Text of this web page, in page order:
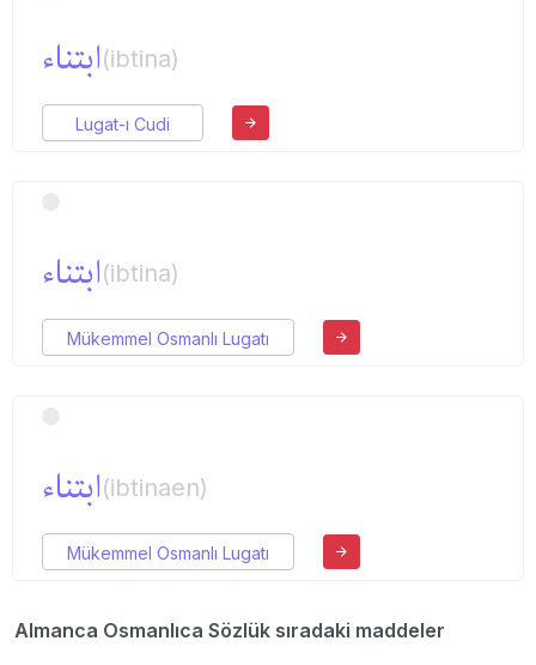
ابتناء(ibtina)
Lugat-ı Cudi
ابتناء(ibtina)
Mükemmel Osmanlı Lugatı
ابتناء(ibtinaen)
Mükemmel Osmanlı Lugatı
Almanca Osmanlıca Sözlük sıradaki maddeler